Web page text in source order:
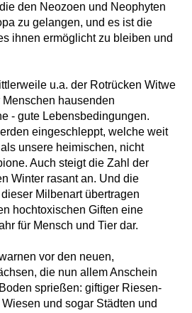
den Neozoen und Neophyten
zu gelangen, und es ist die
ihnen ermöglicht zu bleiben und
u.a. der Rotrücken Witwe
hausenden
- gute Lebensbedingungen.
eingeschleppt, welche weit
unsere heimischen, nicht
Auch steigt die Zahl der
Winter rasant an. Und die
Milbenart übertragen
hochtoxischen Giften eine
für Mensch und Tier dar.
vor den neuen,
die nun allem Anschein
sprießen: giftiger Riesen-
und sogar Städten und